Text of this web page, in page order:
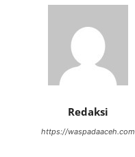
Redaksi
https://waspadaaceh.com